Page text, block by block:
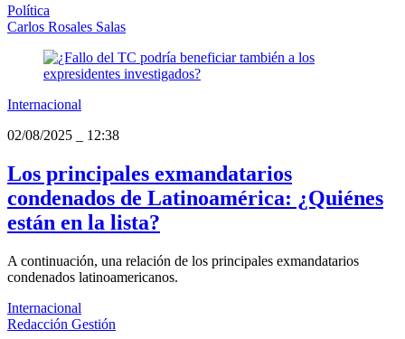
Política
Carlos Rosales Salas
Internacional
02/08/2025
12:38
Los principales exmandatarios
condenados de Latinoamérica: ¿Quiénes
están en la lista?
A continuación, una relación de los principales exmandatarios
condenados latinoamericanos.
Internacional
Redacción Gestión